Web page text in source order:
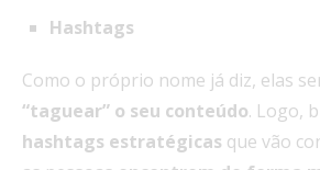
Hashtags
Como o próprio nome já diz, elas
“taguear” o seu conteúdo. Logo,
hashtags estratégicas que vão